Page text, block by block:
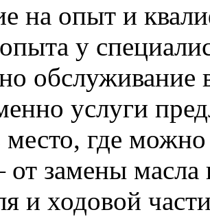
на опыт и
у
обслуживание
услуги
место, где
замены масла
и ходовой